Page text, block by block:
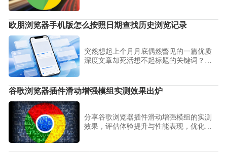
件正常获取，提升使用稳定性。
欧朋浏览器手机版怎么按照日期查找历史浏览记录
突然想起上个月月底偶然瞥见的一篇优质
深度文章却死活想不起标题的关键词？这
历史浏览记录。在海量庞杂的访问数据中
通过时间轴进行筛选，精准定位错过的旧
谷歌浏览器插件滑动增强模组实测效果出炉
分享谷歌浏览器插件滑动增强模组的实测
效果，评估体验提升与性能表现，优化页